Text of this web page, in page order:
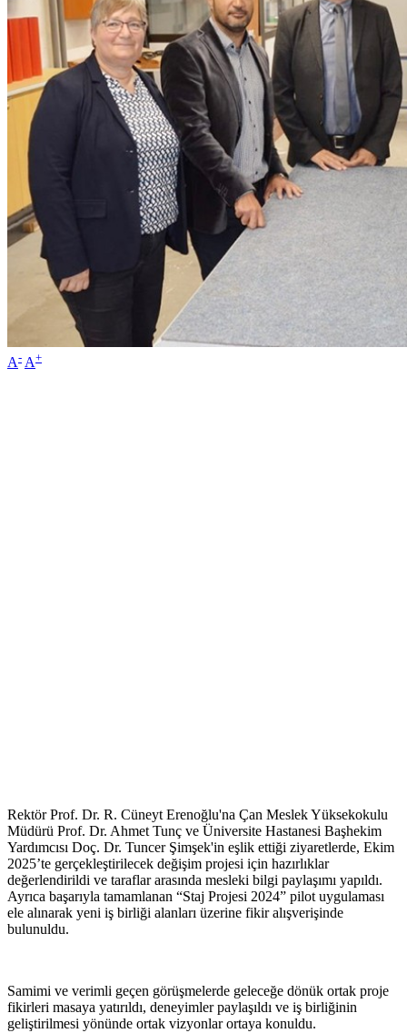
A- A+
Rektör Prof. Dr. R. Cüneyt Erenoğlu'na Çan Meslek Yüksekokulu
Müdürü Prof. Dr. Ahmet Tunç ve Üniversite Hastanesi Başhekim
Yardımcısı Doç. Dr. Tuncer Şimşek'in eşlik ettiği ziyaretlerde, Ekim
2025’te gerçekleştirilecek değişim projesi için hazırlıklar
değerlendirildi ve taraflar arasında mesleki bilgi paylaşımı yapıldı.
Ayrıca başarıyla tamamlanan “Staj Projesi 2024” pilot uygulaması
ele alınarak yeni iş birliği alanları üzerine fikir alışverişinde
bulunuldu.
Samimi ve verimli geçen görüşmelerde geleceğe dönük ortak proje
fikirleri masaya yatırıldı, deneyimler paylaşıldı ve iş birliğinin
geliştirilmesi yönünde ortak vizyonlar ortaya konuldu.